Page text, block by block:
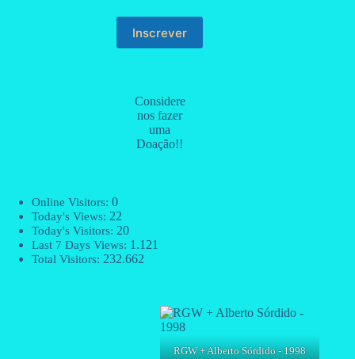
Considere
nos fazer
uma
Doação!!
Online Visitors: 0
Today's Views: 22
Today's Visitors: 20
Last 7 Days Views: 1.121
Total Visitors: 232.662
RGW + Alberto Sórdido - 1998